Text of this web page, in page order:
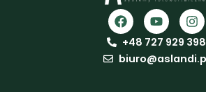
F
a
c
e
b
Y
o
u
t
u
I
n
s
t
a
+48 727 929 398